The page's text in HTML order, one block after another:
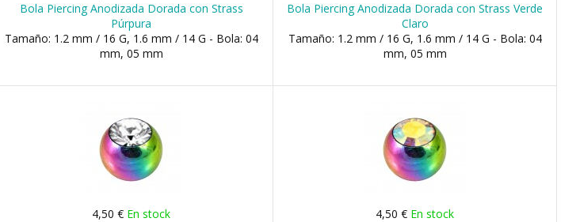
Bola Piercing Anodizada Dorada con Strass
Púrpura
Tamaño: 1.2 mm / 16 G, 1.6 mm / 14 G - Bola: 04
mm, 05 mm
Bola Piercing Anodizada Dorada con Strass Verde
Claro
Tamaño: 1.2 mm / 16 G, 1.6 mm / 14 G - Bola: 04
mm, 05 mm
4,50 € En stock
4,50 € En stock